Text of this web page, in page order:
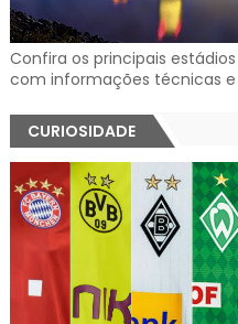
Confira os principais
com informações técnicas
CURIOSIDADE